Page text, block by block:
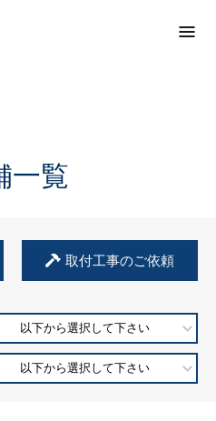
一覧
取付工事のご依頼
以下から選択して下さい
以下から選択して下さい